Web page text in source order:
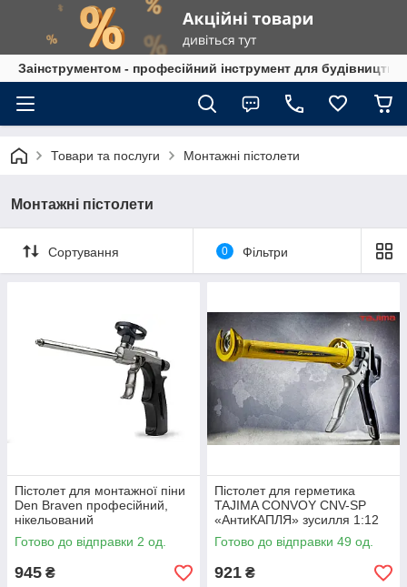
Заінструментом - професійний інструмент для
Товари та послуги Монтажні пістолети
Монтажні пістолети
Сортування 0 Фільтри
Пістолет для монтажної піни
Den Braven професійний,
нікельований
Готово до відправки 2 од.
945 ₴
Пістолет для герметика
TAJIMA CONVOY CNV-SP
«АнтиКАПЛЯ» зусилля 1:12
Готово до відправки 49 од.
921 ₴